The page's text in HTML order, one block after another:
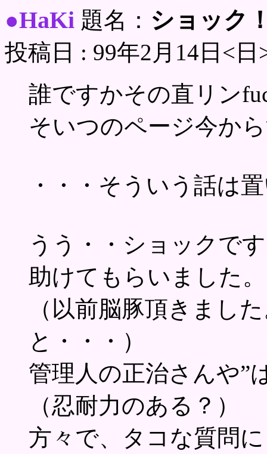
●HaKi 題名： ショック
投稿日 : 99年2月14日<日
誰ですかその直リン
そいつのページ今か
・・・そういう話は
うう・・ショックで
助けてもらいました。
（以前脳豚頂きまし
と・・・）
管理人の正治さんや”
（忍耐力のある？）
方々で、タコな質問